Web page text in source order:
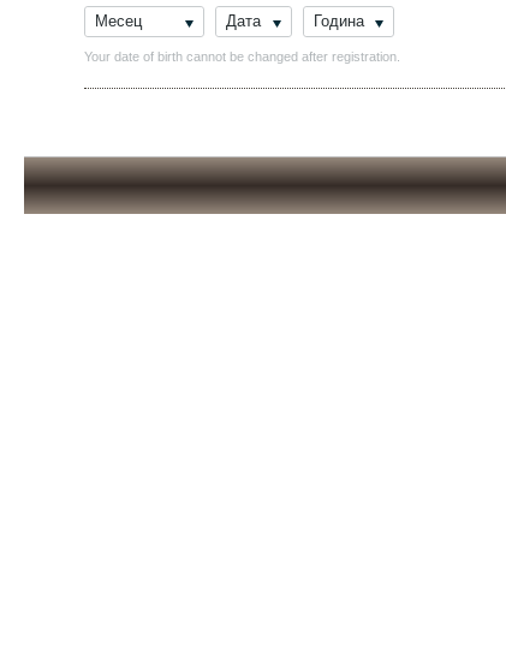
Месец Дата Година
Your date of birth cannot be changed after registration.